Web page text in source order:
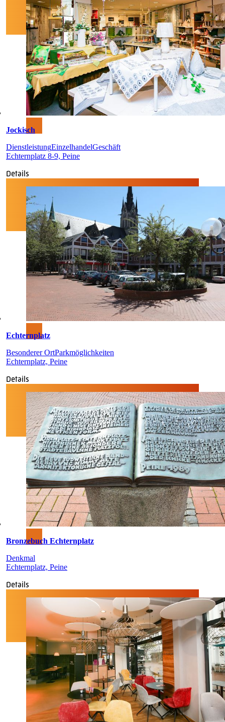
Jockisch
DienstleistungEinzelhandelGeschäft
Echternplatz 8-9, Peine
Details
Echternplatz
Besonderer OrtParkmöglichkeiten
Echternplatz, Peine
Details
Bronzebuch Echternplatz
Denkmal
Echternplatz, Peine
Details